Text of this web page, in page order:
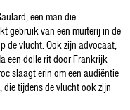
een man die
gebruik van een muiterij in de
de vlucht. Ook zijn advocaat,
een dolle rit door Frankrijk
slaagt erin om een audiëntie
die tijdens de vlucht ook zijn